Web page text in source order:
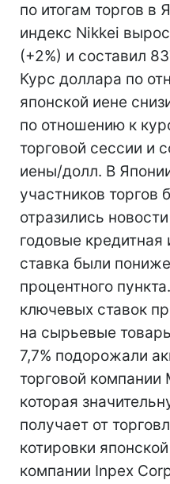
по итогам торгов в
индекс Nikkei
(+2%) и составил
Курс доллара по
японской иене
по отношению к
торговой сессии и
иены/долл. В
участников торгов
отразились
годовые кредитная
ставка были
процентного
ключевых ставок
на сырьевые
7,7% подорожали
торговой компании
которая
получает от
котировки
компании Inpex